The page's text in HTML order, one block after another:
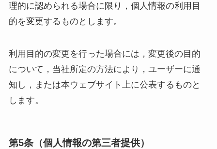
理的に認められる場合に限り，個人情報の利用目
的を変更するものとします。
利用目的の変更を行った場合には，変更後の目的
について，当社所定の方法により，ユーザーに通
知し，または本ウェブサイト上に公表するものと
します。
第5条（個人情報の第三者提供）